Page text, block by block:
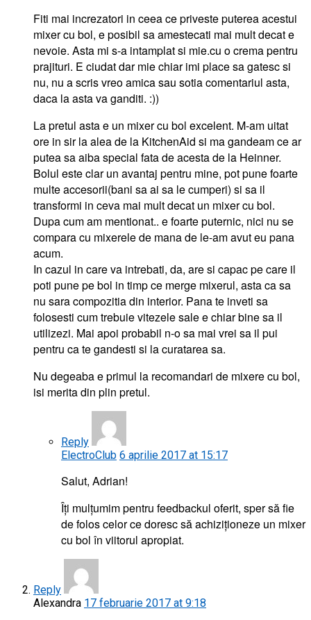
Fiti mai increzatori in ceea ce priveste puterea acestui
mixer cu bol, e posibil sa amestecati mai mult decat e
nevoie. Asta mi s-a intamplat si mie.cu o crema pentru
prajituri. E ciudat dar mie chiar imi place sa gatesc si
nu, nu a scris vreo amica sau sotia comentariul asta,
daca la asta va ganditi. :))
La pretul asta e un mixer cu bol excelent. M-am uitat
ore in sir la alea de la KitchenAid si ma gandeam ce ar
putea sa aiba special fata de acesta de la Heinner.
Bolul este clar un avantaj pentru mine, pot pune foarte
multe accesorii(bani sa ai sa le cumperi) si sa il
transformi in ceva mai mult decat un mixer cu bol.
Dupa cum am mentionat.. e foarte puternic, nici nu se
compara cu mixerele de mana de le-am avut eu pana
acum.
In cazul in care va intrebati, da, are si capac pe care il
poti pune pe bol in timp ce merge mixerul, asta ca sa
nu sara compozitia din interior. Pana te inveti sa
folosesti cum trebuie vitezele sale e chiar bine sa il
utilizezi. Mai apoi probabil n-o sa mai vrei sa il pui
pentru ca te gandesti si la curatarea sa.
Nu degeaba e primul la recomandari de mixere cu bol,
isi merita din plin pretul.
Reply
ElectroClub 6 aprilie 2017 at 15:17
Salut, Adrian!
Îți mulțumim pentru feedbackul oferit, sper să fie
de folos celor ce doresc să achiziționeze un mixer
cu bol în viitorul apropiat.
Reply
Alexandra 17 februarie 2017 at 9:18